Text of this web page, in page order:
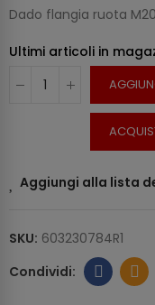
Dado flangia ruota
Ultimi articoli in
Aggiungi alla lista
SKU: 603230784R1